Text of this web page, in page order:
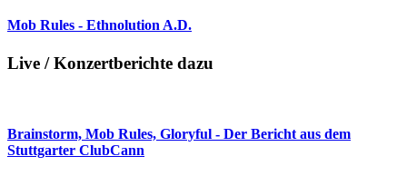
Mob Rules - Ethnolution A.D.
Live / Konzertberichte dazu
Brainstorm, Mob Rules, Gloryful - Der Bericht aus dem
Stuttgarter ClubCann